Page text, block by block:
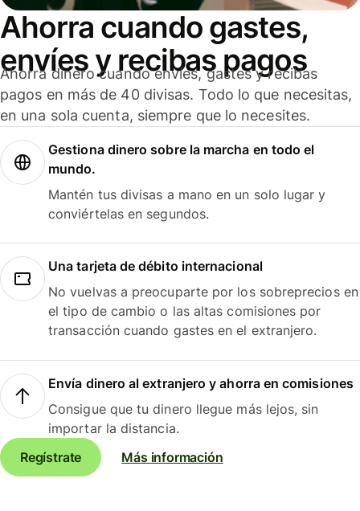
Ahorra cuando gastes,
envíes y recibas pagos
Ahorra dinero cuando envíes, gastes y recibas
pagos en más de 40 divisas. Todo lo que necesitas,
en una sola cuenta, siempre que lo necesites.
Gestiona dinero sobre la marcha en todo el
mundo.
Mantén tus divisas a mano en un solo lugar y
conviértelas en segundos.
Una tarjeta de débito internacional
No vuelvas a preocuparte por los sobreprecios en
el tipo de cambio o las altas comisiones por
transacción cuando gastes en el extranjero.
Envía dinero al extranjero y ahorra en comisiones
Consigue que tu dinero llegue más lejos, sin
importar la distancia.
Regístrate
Más información